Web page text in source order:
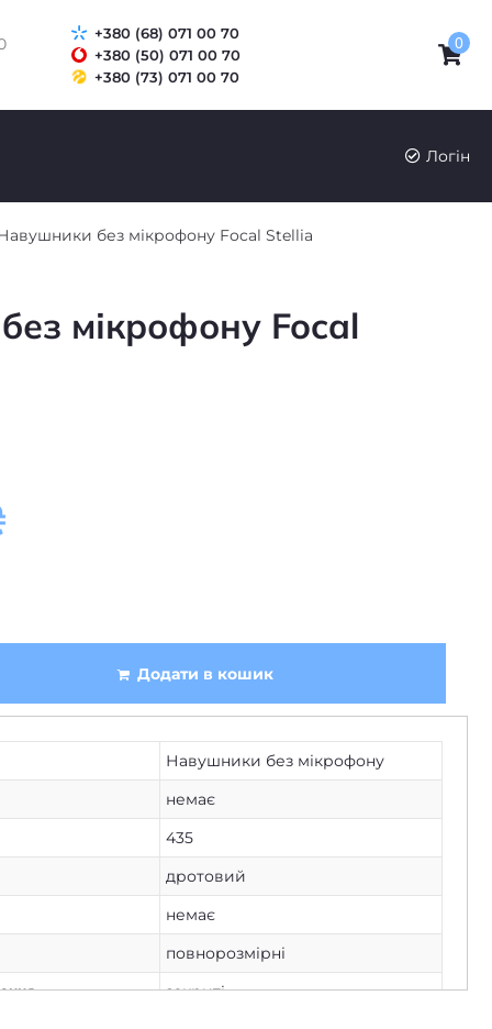
+380 (68) 071 00 70
+380 (50) 071 00 70
+380 (73) 071 00 70
0
Логін
без мікрофону Focal Stellia
мікрофону Focal
Додати в кошик
Навушники без мікрофону
немає
435
дротовий
немає
повнорозмірні
закриті